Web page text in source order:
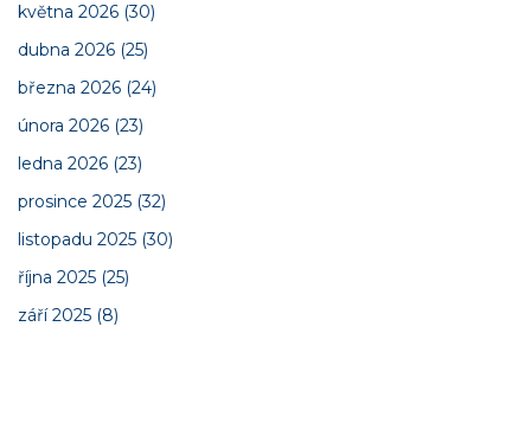
května 2026 (30)
dubna 2026 (25)
března 2026 (24)
února 2026 (23)
ledna 2026 (23)
prosince 2025 (32)
listopadu 2025 (30)
října 2025 (25)
září 2025 (8)